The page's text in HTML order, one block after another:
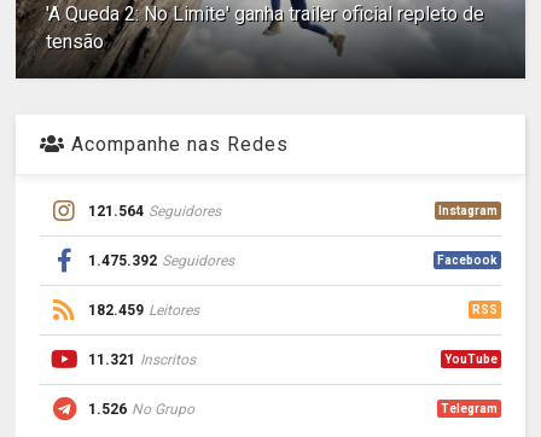
'A Queda 2: No Limite' ganha trailer oficial repleto de
tensão
Acompanhe nas Redes
121.564 Seguidores Instagram
1.475.392 Seguidores Facebook
182.459 Leitores RSS
11.321 Inscritos YouTube
1.526 No Grupo Telegram